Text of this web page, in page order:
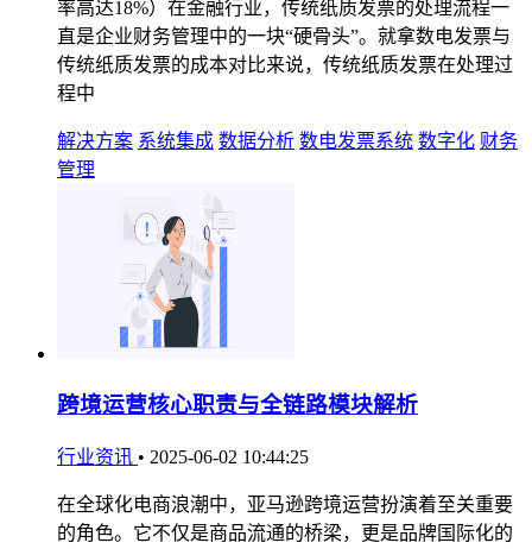
率高达18%）在金融行业，传统纸质发票的处理流程一
直是企业财务管理中的一块“硬骨头”。就拿数电发票与
传统纸质发票的成本对比来说，传统纸质发票在处理过
程中
解决方案 系统集成 数据分析 数电发票系统 数字化 财务
管理
跨境运营核心职责与全链路模块解析
行业资讯 • 2025-06-02 10:44:25
在全球化电商浪潮中，亚马逊跨境运营扮演着至关重要
的角色。它不仅是商品流通的桥梁，更是品牌国际化的